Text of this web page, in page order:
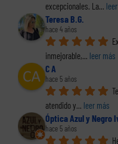
excepcionales. La...
Teresa B.G.
hace 4 años
inmejorable,... leer más
C A
hace 5 años
atendido y... leer más
Óptica Azul y Negro
hace 5 años